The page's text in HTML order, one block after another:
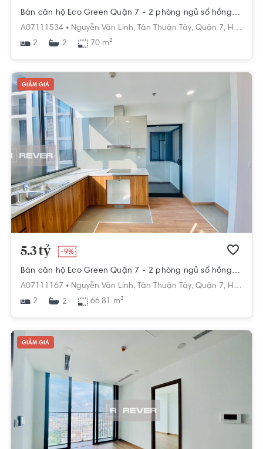
Bán căn hộ Eco Green Quận 7 - 2 phòng ngủ sổ hồng sẵn
A07111534 • Nguyễn Văn Linh, Tân Thuận Tây, Quận 7, Hồ Chí Minh
2
2 70 m²
GIẢM GIÁ
5.3 tỷ -9%
Bán căn hộ Eco Green Quận 7 - 2 phòng ngủ sổ hồng sẵn
A07111167 • Nguyễn Văn Linh, Tân Thuận Tây, Quận 7, Hồ Chí Minh
2
2 66.81 m²
GIẢM GIÁ